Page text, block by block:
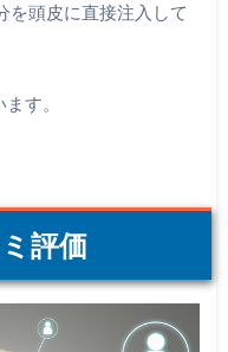
を頭皮に直接注入して
す。
評価